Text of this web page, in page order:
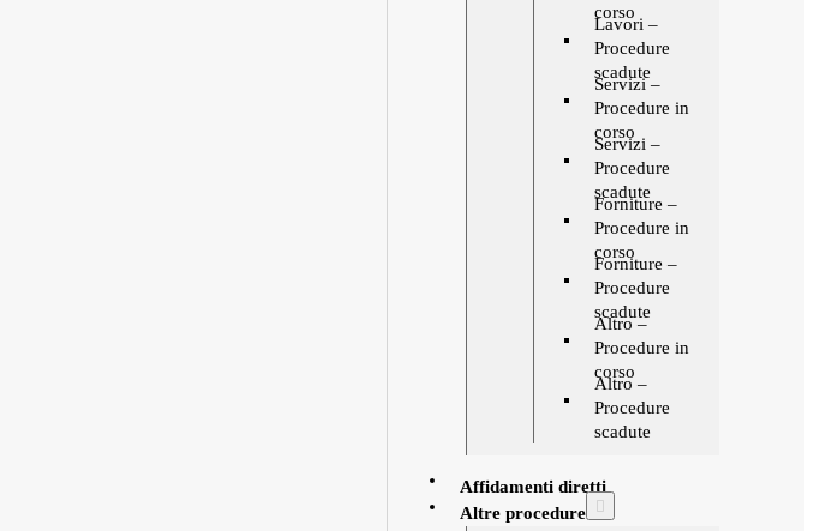
corso
Lavori –
Procedure
scadute
Servizi –
Procedure in
corso
Servizi –
Procedure
scadute
Forniture –
Procedure in
corso
Forniture –
Procedure
scadute
Altro –
Procedure in
corso
Altro –
Procedure
scadute
Affidamenti diretti
Altre procedure